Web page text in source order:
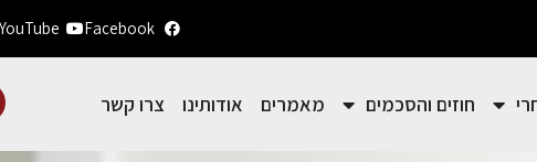
Facebook
חוזים והסכמים מאמרים אודותינו צרו קשר